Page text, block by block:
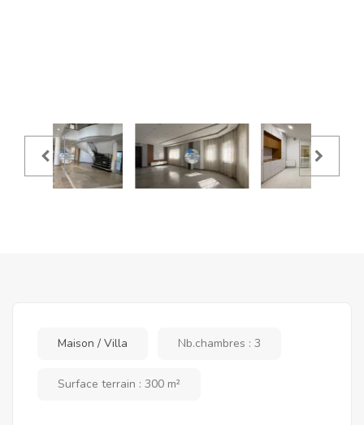
Maison / Villa Nb.chambres : 3
Surface terrain : 300 m²